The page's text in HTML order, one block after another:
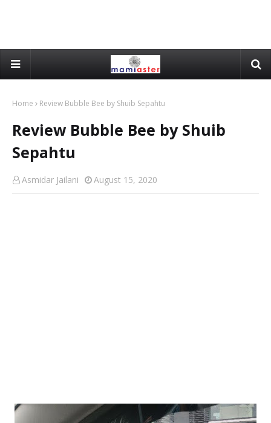
Home Review Bubble Bee by Shuib Sepahtu
Review Bubble Bee by Shuib
Sepahtu
Asmidar Jailani August 15, 2020